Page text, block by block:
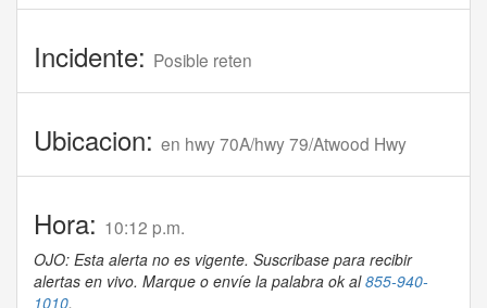
Incidente: Posible reten
Ubicacion: en hwy 70A/hwy 79/Atwood Hwy
Hora: 10:12 p.m.
OJO: Esta alerta no es vigente. Suscribase para recibir
alertas en vivo. Marque o envíe la palabra ok al855-940-
1010.